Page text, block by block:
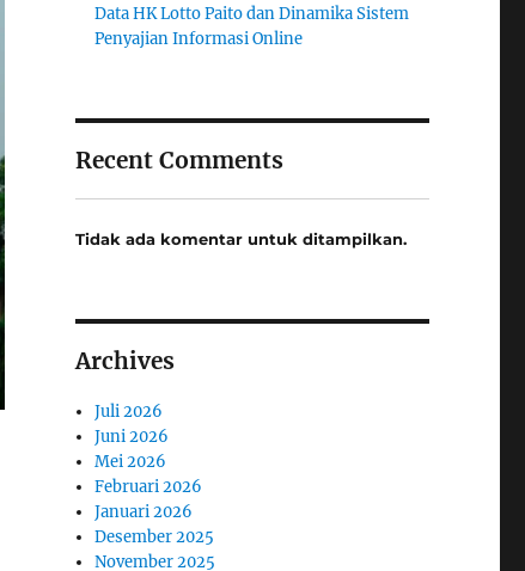
Data HK Lotto Paito dan Dinamika Sistem
Penyajian Informasi Online
Recent Comments
Tidak ada komentar untuk ditampilkan.
Archives
Juli 2026
Juni 2026
Mei 2026
Februari 2026
Januari 2026
Desember 2025
November 2025